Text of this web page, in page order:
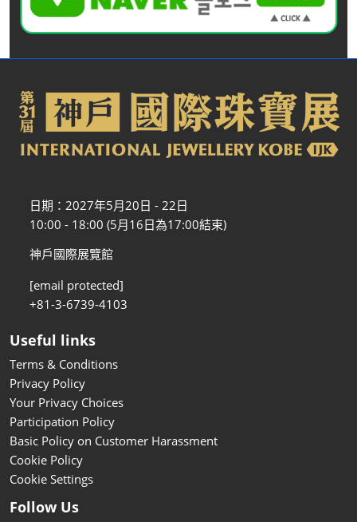
日期：2027年5月20日 - 22日
10:00 - 18:00 (5月16日為17:00結束)
神戶國際展覽館
[email protected]
+81-3-6739-4103
Useful links
Terms & Conditions
Privacy Policy
Your Privacy Choices
Participation Policy
Basic Policy on Customer Harassment
Cookie Policy
Cookie Settings
Follow Us